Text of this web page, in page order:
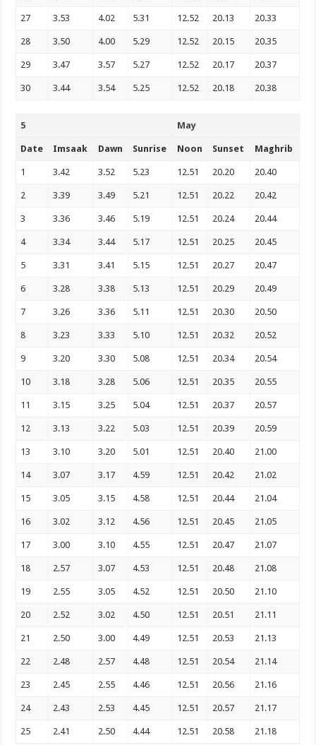
27 3.53 4.02 5.31 12.52 20.13 20.33
28 3.50 4.00 5.29 12.52 20.15 20.35
29 3.47 3.57 5.27 12.52 20.17 20.37
30 3.44 3.54 5.25 12.52 20.18 20.38
5 May
Date Imsaak Dawn Sunrise Noon Sunset Maghrib
1 3.42 3.52 5.23 12.51 20.20 20.40
2 3.39 3.49 5.21 12.51 20.22 20.42
3 3.36 3.46 5.19 12.51 20.24 20.44
4 3.34 3.44 5.17 12.51 20.25 20.45
5 3.31 3.41 5.15 12.51 20.27 20.47
6 3.28 3.38 5.13 12.51 20.29 20.49
7 3.26 3.36 5.11 12.51 20.30 20.50
8 3.23 3.33 5.10 12.51 20.32 20.52
9 3.20 3.30 5.08 12.51 20.34 20.54
10 3.18 3.28 5.06 12.51 20.35 20.55
11 3.15 3.25 5.04 12.51 20.37 20.57
12 3.13 3.22 5.03 12.51 20.39 20.59
13 3.10 3.20 5.01 12.51 20.40 21.00
14 3.07 3.17 4.59 12.51 20.42 21.02
15 3.05 3.15 4.58 12.51 20.44 21.04
16 3.02 3.12 4.56 12.51 20.45 21.05
17 3.00 3.10 4.55 12.51 20.47 21.07
18 2.57 3.07 4.53 12.51 20.48 21.08
19 2.55 3.05 4.52 12.51 20.50 21.10
20 2.52 3.02 4.50 12.51 20.51 21.11
21 2.50 3.00 4.49 12.51 20.53 21.13
22 2.48 2.57 4.48 12.51 20.54 21.14
23 2.45 2.55 4.46 12.51 20.56 21.16
24 2.43 2.53 4.45 12.51 20.57 21.17
25 2.41 2.50 4.44 12.51 20.58 21.18